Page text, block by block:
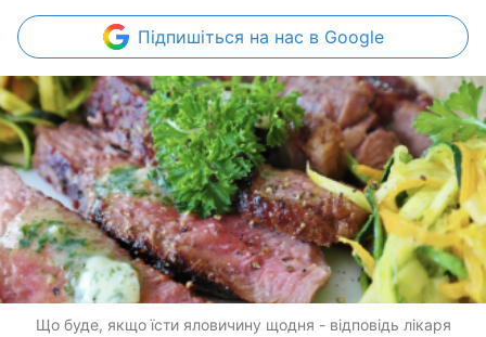
Підпишіться на нас в Google
Що буде, якщо їсти яловичину щодня - відповідь лікаря